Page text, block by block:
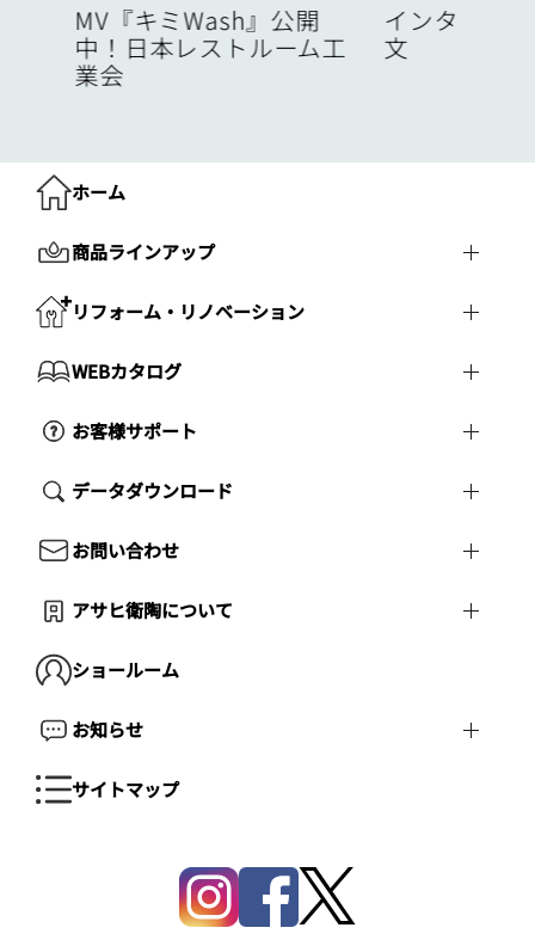
MV『キミWash』公開
中！日本レストルーム工
業会
インターネ
文
ホーム
商品ラインアップ
リフォーム・リノベーション
WEBカタログ
お客様サポート
データダウンロード
お問い合わせ
アサヒ衛陶について
ショールーム
お知らせ
サイトマップ